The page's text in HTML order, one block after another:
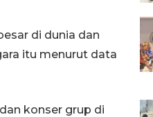
di dunia dan
itu menurut data
konser grup di